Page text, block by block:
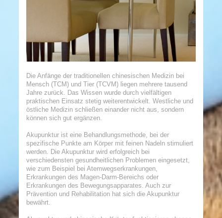
Die Anfänge der traditionellen chinesischen Medizin bei
Mensch (TCM) und Tier (TCVM) liegen mehrere tausend
Jahre zurück. Das Wissen wurde durch vielfältigen
praktischen Einsatz stetig weiterentwickelt. Westliche und
östliche Medizin schließen einander nicht aus, sondern
können sich gut ergänzen.
Akupunktur ist eine Behandlungsmethode, bei der
spezifische Punkte am Körper mit feinen Nadeln stimuliert
werden. Die Akupunktur wird erfolgreich bei
verschiedensten gesundheitlichen Problemen eingesetzt,
wie zum Beispiel bei Atemwegserkrankungen,
Erkrankungen des Magen-Darm-Bereichs oder
Erkrankungen des Bewegungsapparates. Auch zur
Prävention und Rehabilitation hat sich die Akupunktur
bewährt.